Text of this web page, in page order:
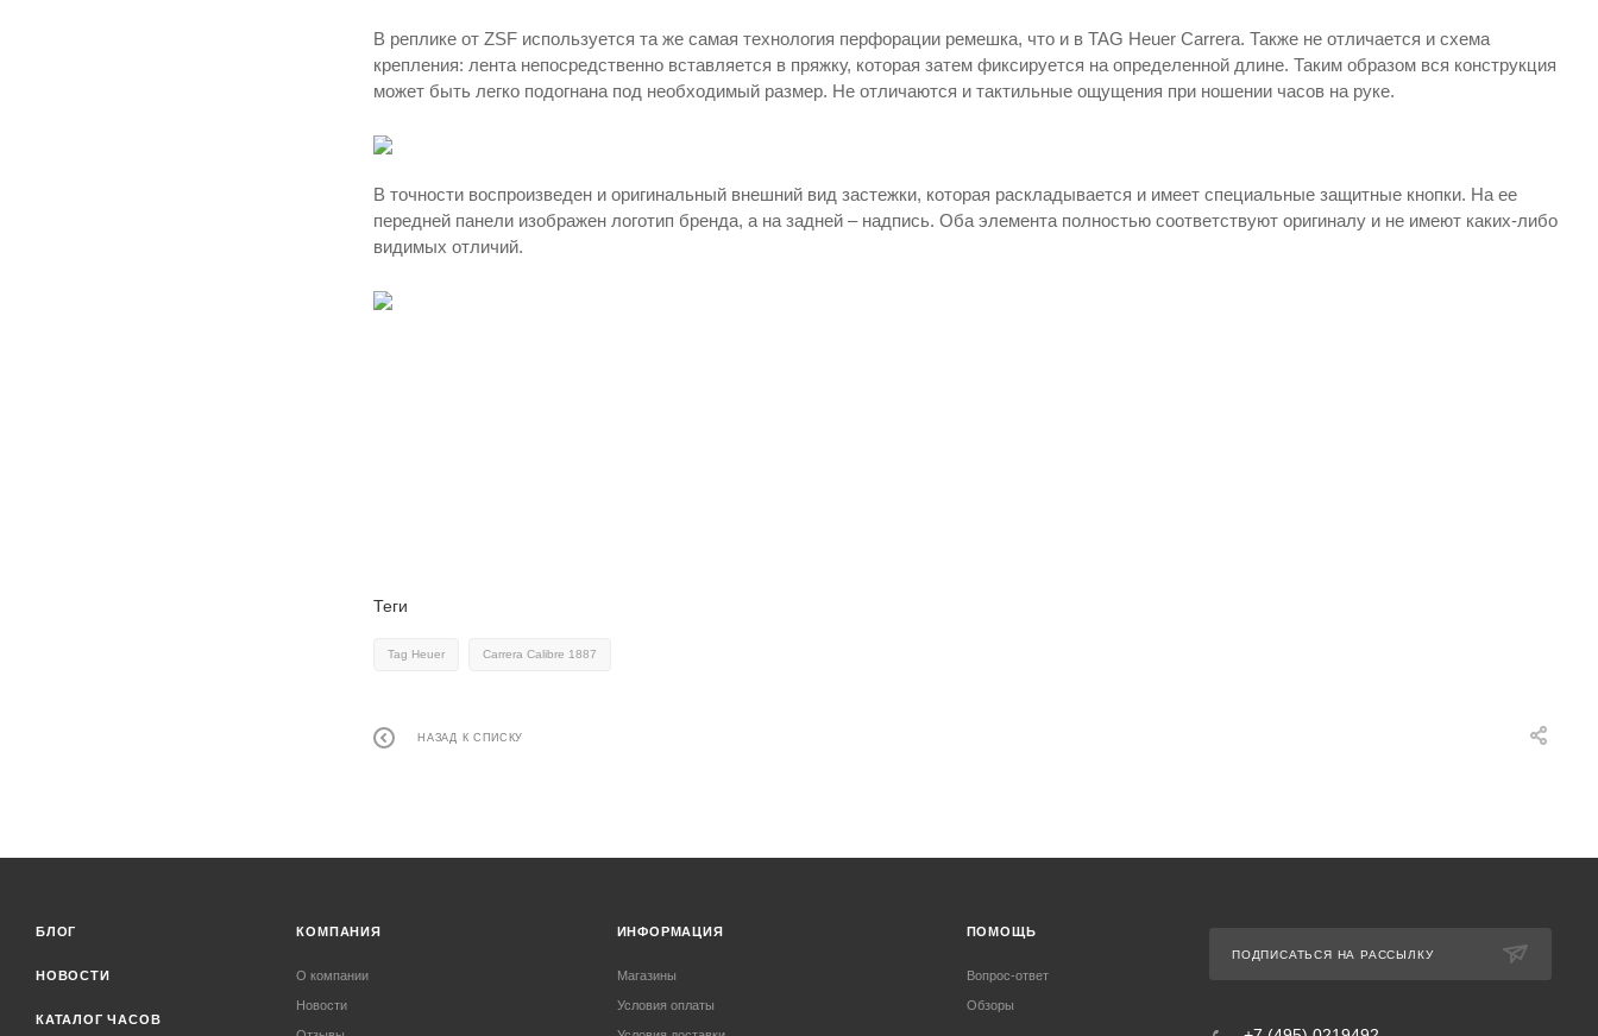
В реплике от ZSF используется та же самая технология перфорации ремешка, что и в TAG Heuer Carrera. Также не отличается и схема
крепления: лента непосредственно вставляется в пряжку, которая затем фиксируется на определенной длине. Таким образом вся конструкция
может быть легко подогнана под необходимый размер. Не отличаются и тактильные ощущения при ношении часов на руке.
В точности воспроизведен и оригинальный внешний вид застежки, которая раскладывается и имеет специальные защитные кнопки. На ее
передней панели изображен логотип бренда, а на задней – надпись. Оба элемента полностью соответствуют оригиналу и не имеют каких-либо
видимых отличий.
Теги
Tag Heuer Carrera Calibre 1887
НАЗАД К СПИСКУ
БЛОГ
НОВОСТИ
КАТАЛОГ ЧАСОВ
КОМПАНИЯ
О компании
Новости
ИНФОРМАЦИЯ
Магазины
Условия оплаты
ПОМОЩЬ
Вопрос-ответ
Обзоры
ПОДПИСАТЬСЯ НА РАССЫЛКУ